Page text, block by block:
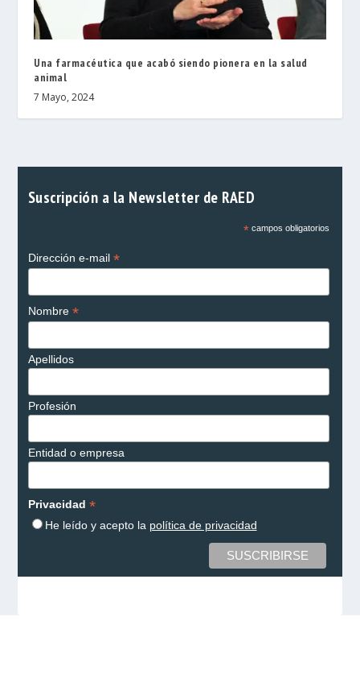
Una farmacéutica que acabó siendo pionera en la salud
animal
7 Mayo, 2024
Suscripción a la Newsletter de RAED
*campos obligatorios
Dirección e-mail *
Nombre *
Apellidos
Profesión
Entidad o empresa
Privacidad *
He leído y acepto la política de privacidad